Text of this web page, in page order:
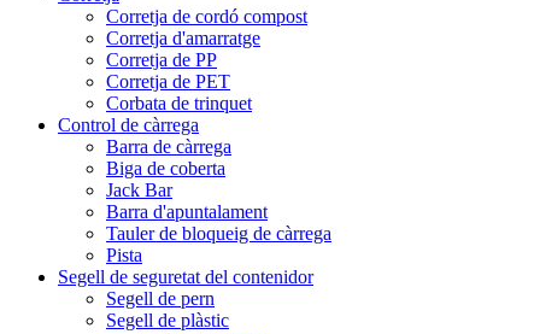
Corretja de cordó compost
Corretja d'amarratge
Corretja de PP
Corretja de PET
Corbata de trinquet
Control de càrrega
Barra de càrrega
Biga de coberta
Jack Bar
Barra d'apuntalament
Tauler de bloqueig de càrrega
Pista
Segell de seguretat del contenidor
Segell de pern
Segell de plàstic